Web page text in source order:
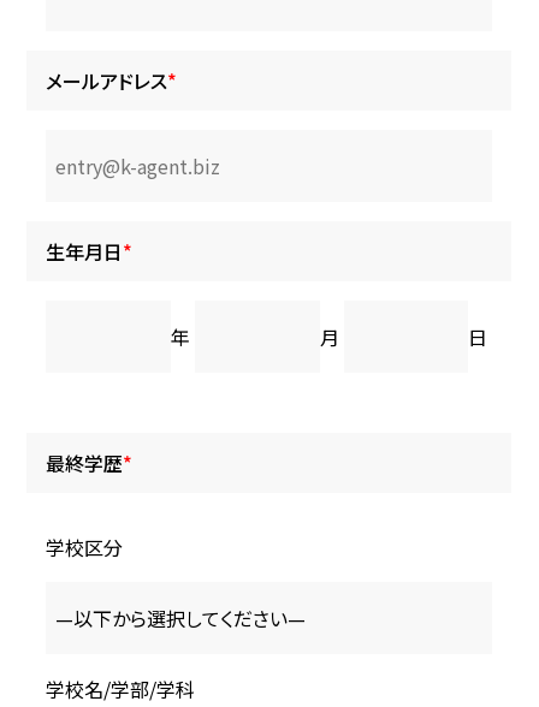
メールアドレス*
生年月日*
年 月 日
最終学歴*
学校区分
学校名/学部/学科